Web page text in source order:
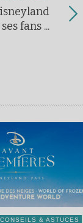
fans ...
CONSEILS & ASTUCES